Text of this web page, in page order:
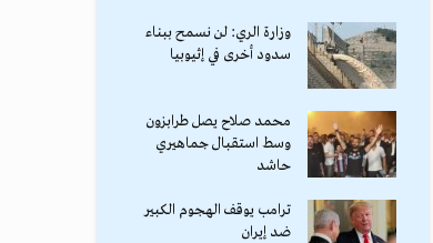
وزارة الري: لن نسمح ببناء
سدود أخرى في إثيوبيا
محمد صلاح يصل طرابزون
وسط استقبال جماهيري
حاشد
ترامب يوقف الهجوم الكبير
ضد إيران